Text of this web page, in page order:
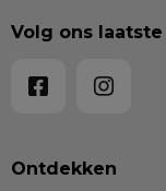
Ontdekken
Volg ons